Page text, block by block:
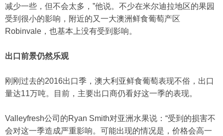
减少一些，但不会太多，”他说。不少在米尔迪拉地区的果园
受到很小的影响，附近的又一大澳洲鲜食葡萄产区
Robinvale，也基本上没有受到影响。
出口前景仍然乐观
刚刚过去的2016出口季，澳大利亚鲜食葡萄表现不俗，出口
量达11万吨。目前，主要出口商仍看好这一季的表现。
Valleyfresh公司的Ryan Smith对亚洲水果说：“受到的损害不
会对这一季造成严重影响。可能出现的情况是，价格会高一